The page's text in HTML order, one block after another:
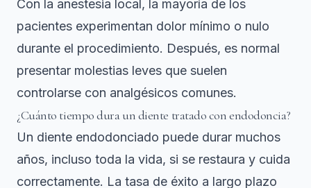
Con la anestesia local, la mayoría de los
pacientes experimentan dolor mínimo o nulo
durante el procedimiento. Después, es normal
presentar molestias leves que suelen
controlarse con analgésicos comunes.
¿Cuánto tiempo dura un diente tratado con endodoncia?
Un diente endodonciado puede durar muchos
años, incluso toda la vida, si se restaura y cuida
correctamente. La tasa de éxito a largo plazo